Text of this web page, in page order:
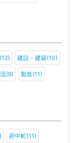
建設・建築(10)
(9) 製造(11)
府中町(11)